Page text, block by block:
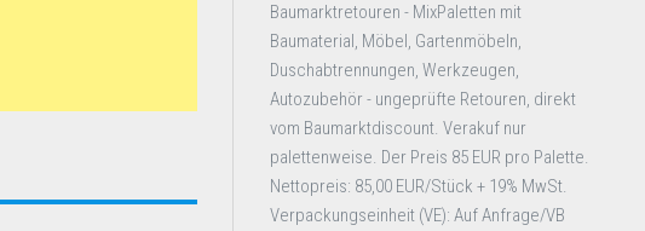
Baumarktretouren - MixPaletten mit
Baumaterial, Möbel, Gartenmöbeln,
Duschabtrennungen, Werkzeugen,
Autozubehör - ungeprüfte Retouren, direkt
vom Baumarktdiscount. Verakuf nur
palettenweise. Der Preis 85 EUR pro Palette.
Nettopreis: 85,00 EUR/Stück + 19% MwSt.
Verpackungseinheit (VE): Auf Anfrage/VB